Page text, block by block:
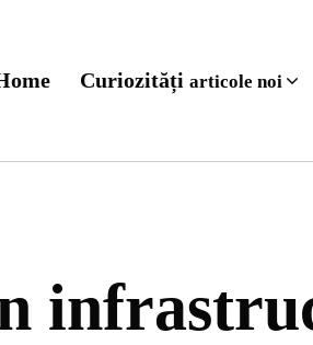
Curiozități articole noi